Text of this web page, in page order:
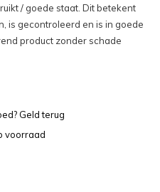
/ goede staat. Dit betekent
is gecontroleerd en is in goede
product zonder schade
Geld terug
voorraad